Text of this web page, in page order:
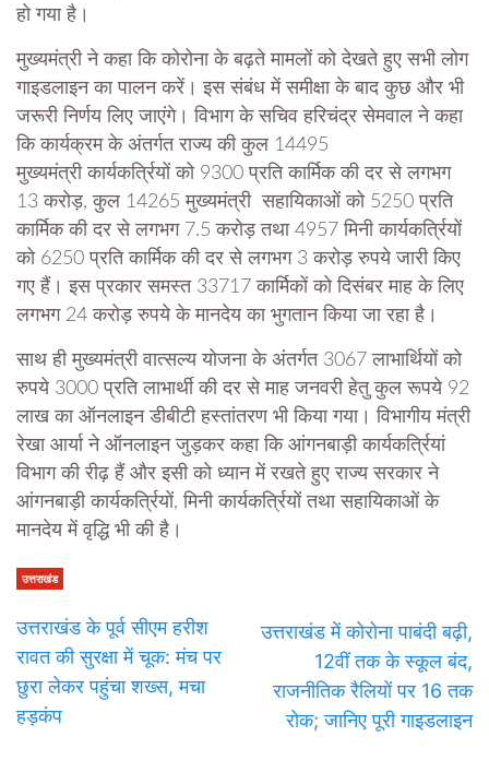
हो गया है।
मुख्यमंत्री ने कहा कि कोरोना के बढ़ते मामलों को देखते हुए सभी लोग
गाइडलाइन का पालन करें। इस संबंध में समीक्षा के बाद कुछ और भी
जरूरी निर्णय लिए जाएंगे। विभाग के सचिव हरिचंद्र सेमवाल ने कहा
कि कार्यक्रम के अंतर्गत राज्य की कुल 14495
मुख्यमंत्री कार्यकर्त्रियों को 9300 प्रति कार्मिक की दर से लगभग
13 करोड़, कुल 14265 मुख्यमंत्री सहायिकाओं को 5250 प्रति
कार्मिक की दर से लगभग 7.5 करोड़ तथा 4957 मिनी कार्यकर्त्रियों
को 6250 प्रति कार्मिक की दर से लगभग 3 करोड़ रुपये जारी किए
गए हैं। इस प्रकार समस्त 33717 कार्मिकों को दिसंबर माह के लिए
लगभग 24 करोड़ रुपये के मानदेय का भुगतान किया जा रहा है।
साथ ही मुख्यमंत्री वात्सल्य योजना के अंतर्गत 3067 लाभार्थियों को
रुपये 3000 प्रति लाभार्थी की दर से माह जनवरी हेतु कुल रूपये 92
लाख का ऑनलाइन डीबीटी हस्तांतरण भी किया गया। विभागीय मंत्री
रेखा आर्या ने ऑनलाइन जुड़कर कहा कि आंगनबाड़ी कार्यकर्त्रियां
विभाग की रीढ़ हैं और इसी को ध्यान में रखते हुए राज्य सरकार ने
आंगनबाड़ी कार्यकर्त्रियों, मिनी कार्यकर्त्रियों तथा सहायिकाओं के
मानदेय में वृद्धि भी की है।
उत्तराखंड
उत्तराखंड के पूर्व सीएम हरीश
रावत की सुरक्षा में चूक: मंच पर
छुरा लेकर पहुंचा शख्स, मचा
हड़कंप
उत्तराखंड में कोरोना पाबंदी बढ़ी,
12वीं तक के स्कूल बंद,
राजनीतिक रैलियों पर 16 तक
रोक; जानिए पूरी गाइडलाइन